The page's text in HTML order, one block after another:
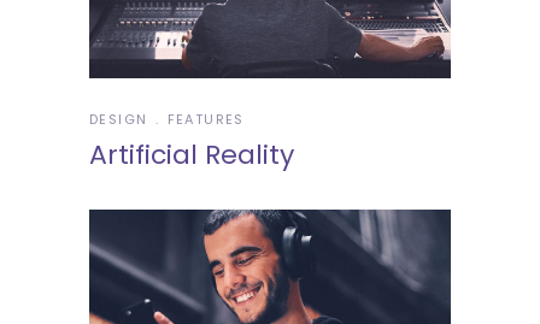
DESIGN FEATURES
Artificial Reality